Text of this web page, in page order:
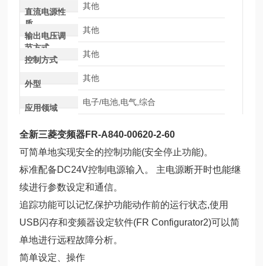
直流电源性
质
其他
输出电压调
节方式
其他
控制方式
其他
外型
其他
应用领域
电子/电池,电气,综合
全新三菱变频器FR-A840-00620-2-60
可简单地实现安全的控制功能(安全停止功能)。
标准配备DC24V控制电源输入。 主电源断开时也能继
续进行参数设定和通信。
追踪功能可以记忆保护功能动作前的运行状态,使用
USB闪存和变频器设定软件(FR Configurator2)可以简
单地进行远程故障分析。
简单设定、操作